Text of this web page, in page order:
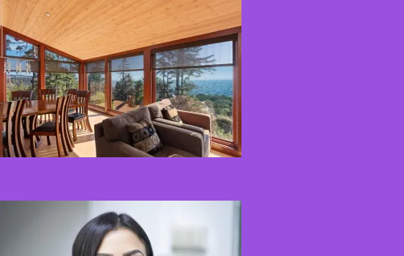
Kur nusipirkti medines
žaliuzes Klaipėdoje?
2026-08-01
Kaip miegamojo
atmosfera veikia odos
senėjimą?